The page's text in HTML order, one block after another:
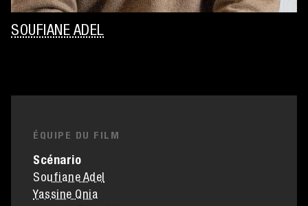
SOUFIANE ADEL
ÉQUIPE DU FILM
Scénario
Soufiane Adel
Yassine Qnia